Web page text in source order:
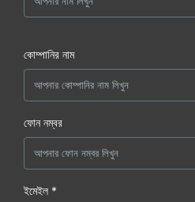
কোম্পানির নাম
ফোন নম্বর
ইমেইল *